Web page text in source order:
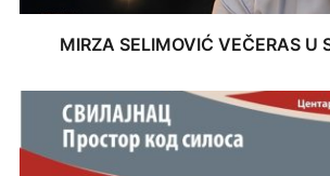
MIRZA SELIMOVIĆ VEČERAS U